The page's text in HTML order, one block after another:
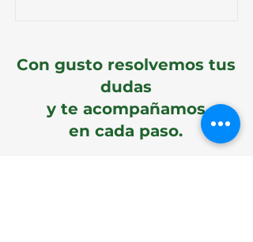
Con gusto resolvemos tus
dudas
y te acompañamos
en cada paso.